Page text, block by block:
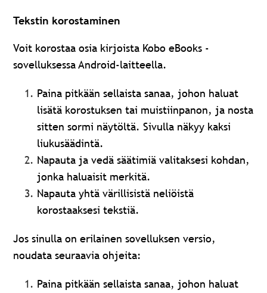
Tekstin korostaminen
Voit korostaa osia kirjoista Kobo eBooks -
sovelluksessa Android-laitteella.
Paina pitkään sellaista sanaa, johon haluat
lisätä korostuksen tai muistiinpanon, ja nosta
sitten sormi näytöltä. Sivulla näkyy kaksi
liukusäädintä.
Napauta ja vedä säätimiä valitaksesi kohdan,
jonka haluaisit merkitä.
Napauta yhtä värillisistä neliöistä
korostaaksesi tekstiä.
Jos sinulla on erilainen sovelluksen versio,
noudata seuraavia ohjeita:
Paina pitkään sellaista sanaa, johon haluat